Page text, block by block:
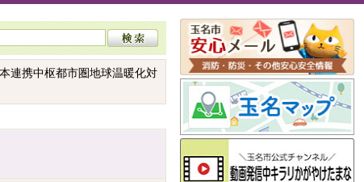
連携中枢都市圏地球温暖化対